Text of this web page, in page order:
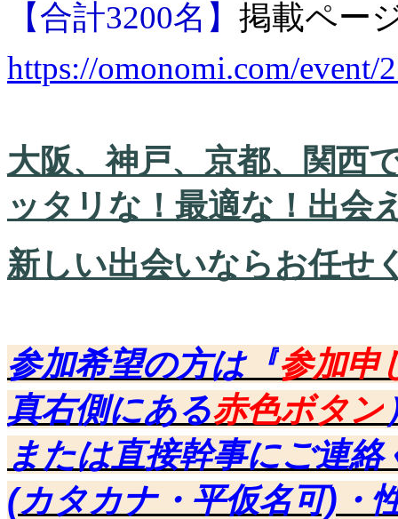
【合計3200名】 掲載ペー
https://omonomi.com/event/
大阪、神戸、京都、関西
ッタリな！最適な！出会
新しい出会いならお任せ
参加希望の方は『参加申
真右側にある赤色ボタン
または直接幹事にご連
(カタカナ・平仮名可)・